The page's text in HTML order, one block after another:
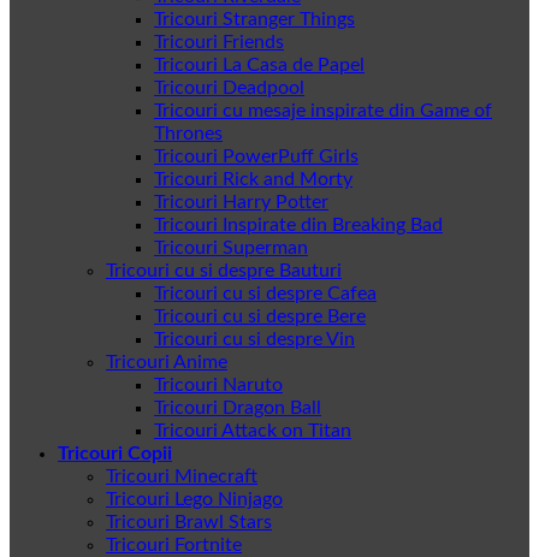
Tricouri Stranger Things
Tricouri Friends
Tricouri La Casa de Papel
Tricouri Deadpool
Tricouri cu mesaje inspirate din Game of
Thrones
Tricouri PowerPuff Girls
Tricouri Rick and Morty
Tricouri Harry Potter
Tricouri Inspirate din Breaking Bad
Tricouri Superman
Tricouri cu si despre Bauturi
Tricouri cu si despre Cafea
Tricouri cu si despre Bere
Tricouri cu si despre Vin
Tricouri Anime
Tricouri Naruto
Tricouri Dragon Ball
Tricouri Attack on Titan
Tricouri Copii
Tricouri Minecraft
Tricouri Lego Ninjago
Tricouri Brawl Stars
Tricouri Fortnite